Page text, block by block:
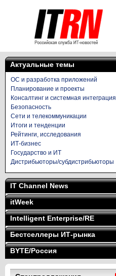
Актуальные темы
ОС и разработка приложений
Планирование и проекты
Консалтинг и системная интеграция
Безопасность
Сети и телекоммуникации
Итоги и тенденции
Рейтинги, исследования
ИТ-бизнес
Государство и ИТ
Дистрибьюторы/субдистрибьюторы
IT Channel News
itWeek
Intelligent Enterprise/RE
Бестселлеры ИТ-рынка
BYTE/Россия